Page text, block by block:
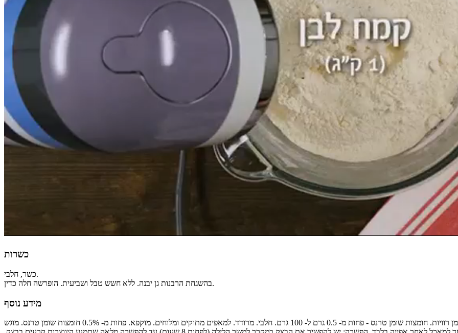
כשרות
כשר, חלבי.
בהשגחת הרבנות גן יבנה. ללא חשש טבל ושביעית. הופרשה חלה כדין.
מידע נוסף
הסימון התזונתי הוא ל- 100 גרם מוצר לפני אפייה. שומן רווי = חומצות שומן רוויות. חומצות שומן טרנס - פחות מ- 0.5 גרם ל- 100 גרם. חלבי. מרודד. למאפים מתוקים ומלוחים. מוקפא. פחות מ- 0.5% חומצות שומן טרנס. מוגש